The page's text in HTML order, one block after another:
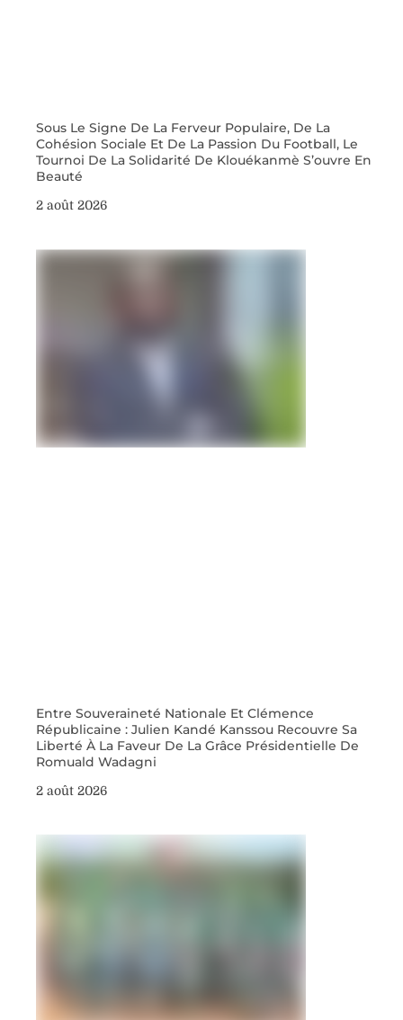
Sous Le Signe De La Ferveur Populaire, De La
Cohésion Sociale Et De La Passion Du Football, Le
Tournoi De La Solidarité De Klouékanmè S’ouvre En
Beauté
2 août 2026
Entre Souveraineté Nationale Et Clémence
Républicaine : Julien Kandé Kanssou Recouvre Sa
Liberté À La Faveur De La Grâce Présidentielle De
Romuald Wadagni
2 août 2026